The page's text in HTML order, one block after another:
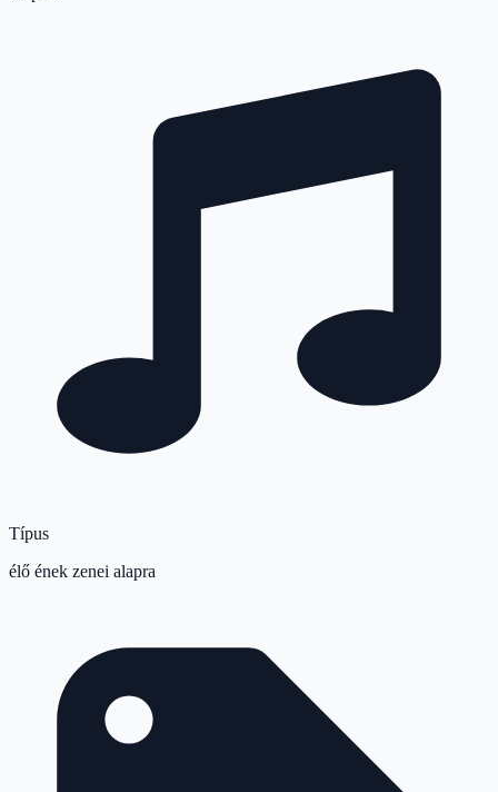
Típus
élő ének zenei alapra